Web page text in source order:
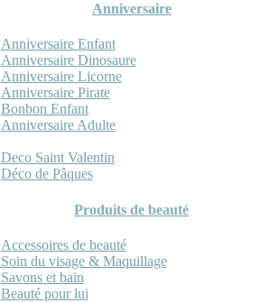
Anniversaire
Anniversaire Enfant
Anniversaire Dinosaure
Anniversaire Licorne
Anniversaire Pirate
Bonbon Enfant
Anniversaire Adulte
Deco Saint Valentin
Déco de Pâques
Produits de beauté
Accessoires de beauté
Soin du visage & Maquillage
Savons et bain
Beauté pour lui